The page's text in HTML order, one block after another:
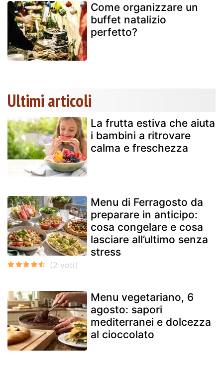
Come organizzare un
buffet natalizio
perfetto?
Ultimi articoli
La frutta estiva che aiuta
i bambini a ritrovare
calma e freschezza
Menu di Ferragosto da
preparare in anticipo:
cosa congelare e cosa
lasciare all’ultimo senza
stress
Menu vegetariano, 6
agosto: sapori
mediterranei e dolcezza
al cioccolato